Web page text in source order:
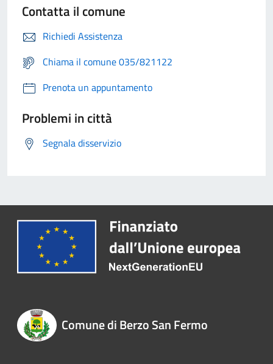
Contatta il comune
Richiedi Assistenza
Chiama il comune 035/821122
Prenota un appuntamento
Problemi in città
Segnala disservizio
Comune di Berzo San Fermo